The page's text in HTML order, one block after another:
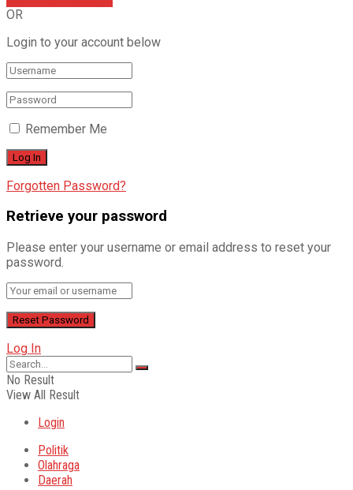
OR
Login to your account below
Remember Me
Forgotten Password?
Retrieve your password
Please enter your username or email address to reset your
password.
Log In
No Result
View All Result
Login
Politik
Olahraga
Daerah